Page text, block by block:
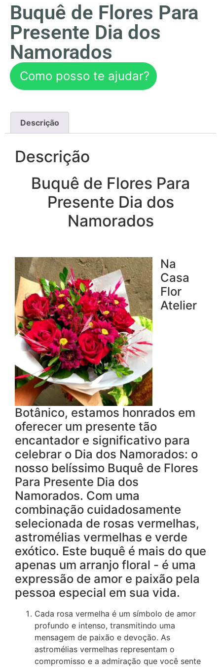
Buquê de Flores Para
Presente Dia dos
Namorados
Como posso te ajudar?
Descrição
Descrição
Buquê de Flores Para
Presente Dia dos
Namorados
Na
Casa
Flor
Atelier
Botânico, estamos honrados em
oferecer um presente tão
encantador e significativo para
celebrar o Dia dos Namorados: o
nosso belíssimo Buquê de Flores
Para Presente Dia dos
Namorados. Com uma
combinação cuidadosamente
selecionada de rosas vermelhas,
astromélias vermelhas e verde
exótico. Este buquê é mais do que
apenas um arranjo floral - é uma
expressão de amor e paixão pela
pessoa especial em sua vida.
Cada rosa vermelha é um símbolo de amor
profundo e intenso, transmitindo uma
mensagem de paixão e devoção. As
astromélias vermelhas representam o
compromisso e a admiração que você sente